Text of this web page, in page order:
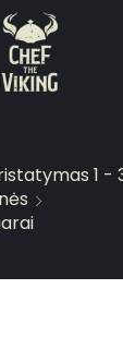
1 -